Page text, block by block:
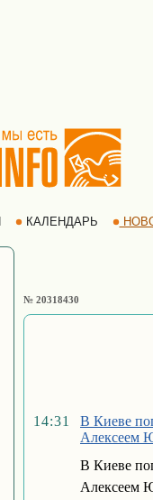
КАЛЕНДАРЬ
№ 20318430
14:31
В Киеве
Алексеем
В Киеве
Алексеем